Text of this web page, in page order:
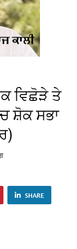
ਵਿਛੋੜੇ ਤੇ
ਸ਼ੋਕ ਸਭਾ
SHARE